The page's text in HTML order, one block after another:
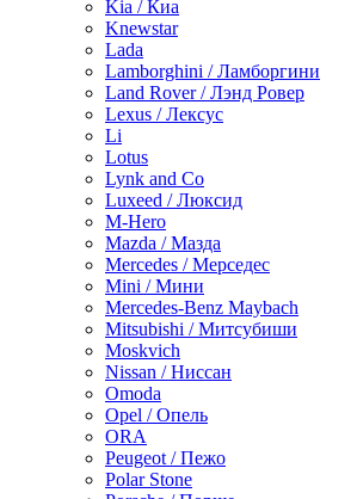
Kia / Киа
Knewstar
Lada
Lamborghini / Ламборгини
Land Rover / Лэнд Ровер
Lexus / Лексус
Li
Lotus
Lynk and Co
Luxeed / Люксид
M-Hero
Mazda / Мазда
Mercedes / Мерседес
Mini / Мини
Mercedes-Benz Maybach
Mitsubishi / Митсубиши
Moskvich
Nissan / Ниссан
Omoda
Opel / Опель
ORA
Peugeot / Пежо
Polar Stone